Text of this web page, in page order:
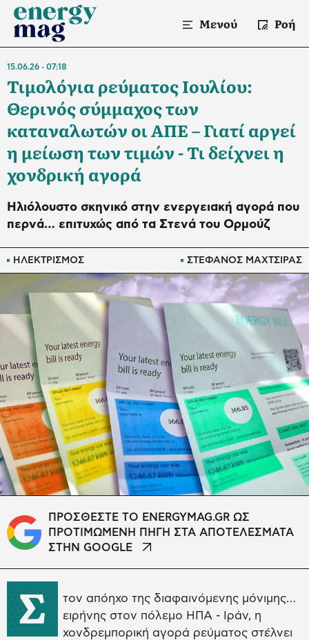
Μενού Ροή
ΗΛΕΚΤΡΙΣΜΟΣ ΣΤΕΦΑΝΟΣ ΜΑΧΤΣΙΡΑΣ
15.06.26 07:18
Τιμολόγια ρεύματος Ιουλίου:
Θερινός σύμμαχος των
καταναλωτών οι ΑΠΕ – Γιατί αργεί
η μείωση των τιμών - Τι δείχνει η
χονδρική αγορά
Ηλιόλουστο σκηνικό στην ενεργειακή αγορά που
περνά… επιτυχώς από τα Στενά του Ορμούζ
ΠΡΟΣΘΕΣΤΕ ΤΟ ENERGYMAG.GR ΩΣ
ΠΡΟΤΙΜΩΜΕΝΗ ΠΗΓΗ ΣΤΑ ΑΠΟΤΕΛΕΣΜΑΤΑ
ΣΤΗΝ GOOGLE
Σ
τον απόηχο της διαφαινόμενης μόνιμης…
ειρήνης στον πόλεμο ΗΠΑ - Ιράν, η
χονδρεμπορική αγορά ρεύματος στέλνει